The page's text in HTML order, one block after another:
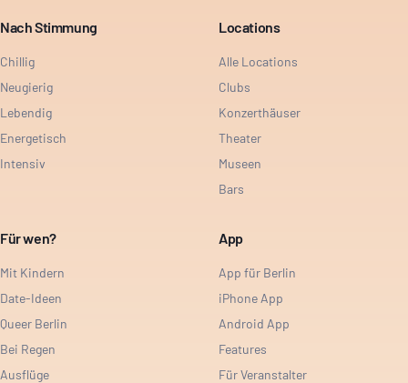
Nach Stimmung
Chillig
Neugierig
Lebendig
Energetisch
Intensiv
Locations
Alle Locations
Clubs
Konzerthäuser
Theater
Museen
Bars
Für wen?
Mit Kindern
Date-Ideen
Queer Berlin
Bei Regen
Ausflüge
App
App für Berlin
iPhone App
Android App
Features
Für Veranstalter